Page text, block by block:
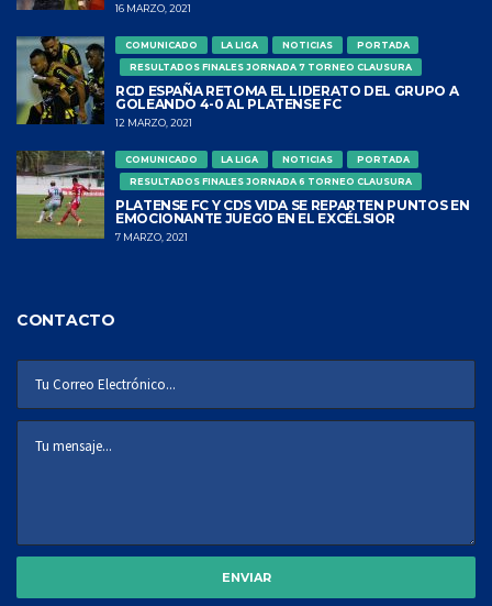
16 MARZO, 2021
COMUNICADO LA LIGA NOTICIAS
PORTADA
RESULTADOS FINALES JORNADA 7 TORNEO CLAUSURA
RCD ESPAÑA RETOMA EL LIDERATO DEL GRUPO A
GOLEANDO 4-0 AL PLATENSE FC
12 MARZO, 2021
COMUNICADO LA LIGA NOTICIAS
PORTADA
RESULTADOS FINALES JORNADA 6 TORNEO CLAUSURA
PLATENSE FC Y CDS VIDA SE REPARTEN PUNTOS EN
EMOCIONANTE JUEGO EN EL EXCÉLSIOR
7 MARZO, 2021
CONTACTO